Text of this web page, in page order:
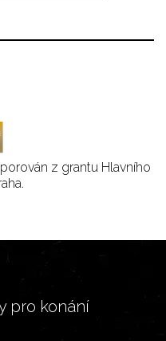
z grantu Hlavního
pro konání